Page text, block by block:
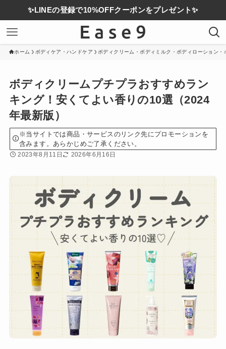
✨LINEの登録で10%OFFクーポンをプレゼント✨
ホーム ボディケア・ハンドケア ボディクリーム・ボディミルク・ボディローション・
ボディクリームプチプラおすすめラン
キング！安くてよい香りの10選（2024
年最新版）
※当サイトでは商品・サービスのリンク先にプロモーションを
含みます。あらかじめご了承ください。
2023年8月11日 2026年6月16日